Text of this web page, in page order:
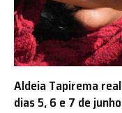
Aldeia Tapirema
dias 5, 6 e 7 de